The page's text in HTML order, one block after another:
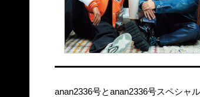
anan2336号とanan2336号スペシャ